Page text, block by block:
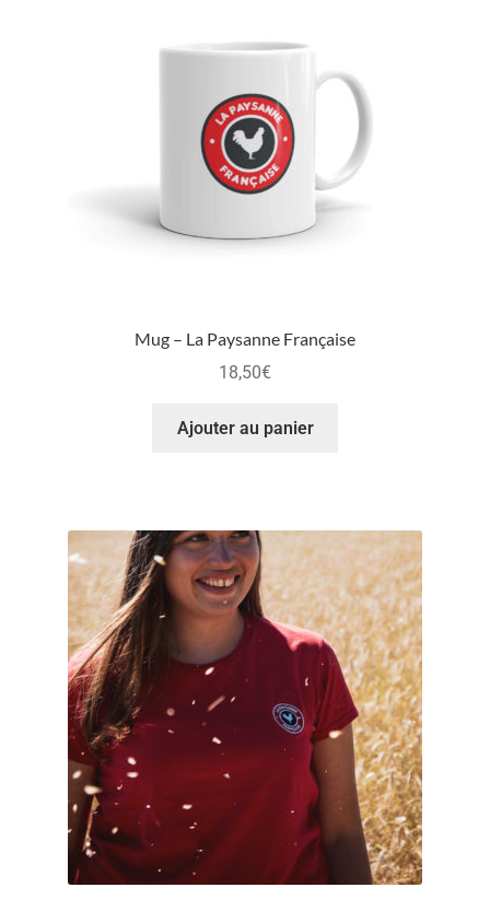
Mug – La Paysanne Française
18,50€
Ajouter au panier